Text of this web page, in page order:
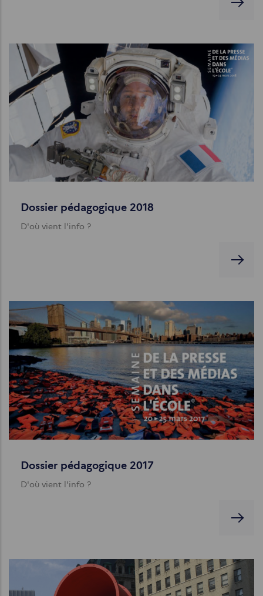
Dossier pédagogique 2018
D'où vient l'info ?
Dossier pédagogique 2017
D'où vient l'info ?